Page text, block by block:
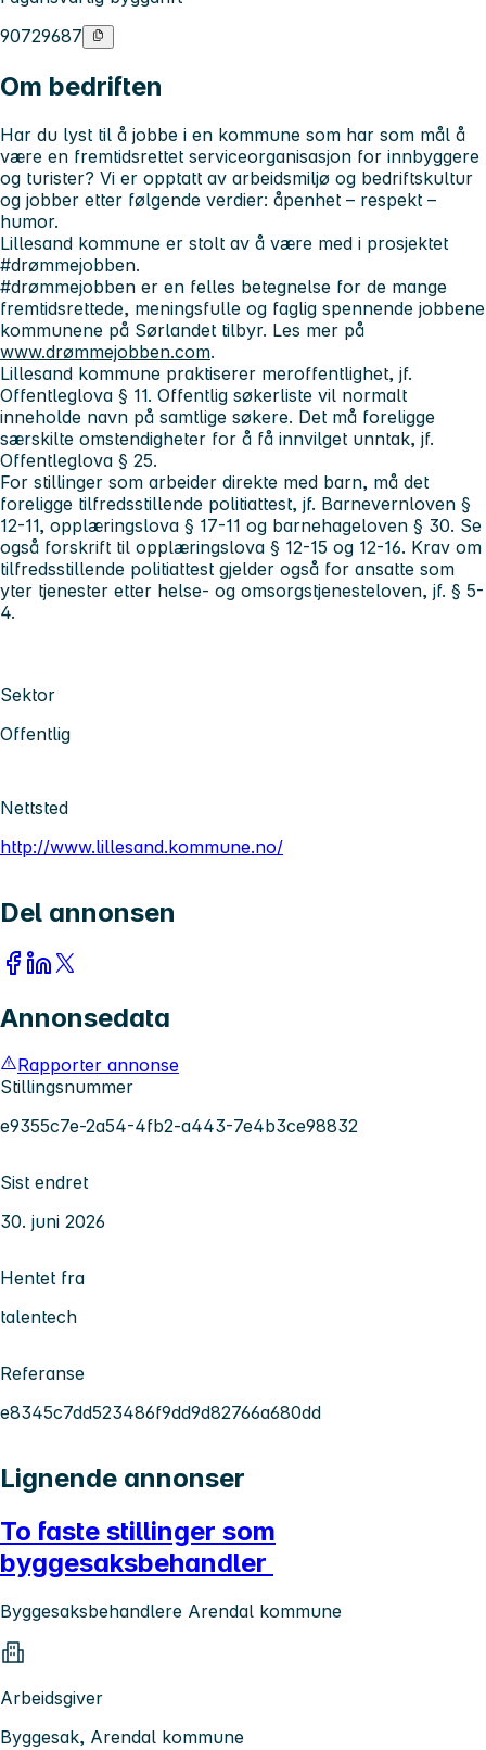
90729687
Om bedriften
Har du lyst til å jobbe i en kommune som har som mål å
være en fremtidsrettet serviceorganisasjon for innbyggere
og turister? Vi er opptatt av arbeidsmiljø og bedriftskultur
og jobber etter følgende verdier: åpenhet – respekt –
humor.
Lillesand kommune er stolt av å være med i prosjektet
#drømmejobben.
#drømmejobben er en felles betegnelse for de mange
fremtidsrettede, meningsfulle og faglig spennende jobbene
kommunene på Sørlandet tilbyr. Les mer på
www.drømmejobben.com.
Lillesand kommune praktiserer meroffentlighet, jf.
Offentleglova § 11. Offentlig søkerliste vil normalt
inneholde navn på samtlige søkere. Det må foreligge
særskilte omstendigheter for å få innvilget unntak, jf.
Offentleglova § 25.
For stillinger som arbeider direkte med barn, må det
foreligge tilfredsstillende politiattest, jf. Barnevernloven §
12-11, opplæringslova § 17-11 og barnehageloven § 30. Se
også forskrift til opplæringslova § 12-15 og 12-16. Krav om
tilfredsstillende politiattest gjelder også for ansatte som
yter tjenester etter helse- og omsorgstjenesteloven, jf. § 5-
4.
Sektor
Offentlig
Nettsted
http://www.lillesand.kommune.no/
Del annonsen
Annonsedata
Rapporter annonse
Stillingsnummer
e9355c7e-2a54-4fb2-a443-7e4b3ce98832
Sist endret
30. juni 2026
Hentet fra
talentech
Referanse
e8345c7dd523486f9dd9d82766a680dd
Lignende annonser
To faste stillinger som
byggesaksbehandler
Byggesaksbehandlere Arendal kommune
Arbeidsgiver
Byggesak, Arendal kommune